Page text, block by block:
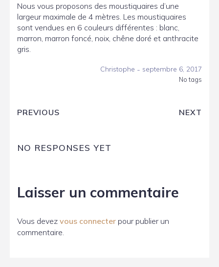
Nous vous proposons des moustiquaires d’une
largeur maximale de 4 mètres. Les moustiquaires
sont vendues en 6 couleurs différentes : blanc,
marron, marron foncé, noix, chêne doré et anthracite
gris.
Christophe - septembre 6, 2017
No tags
PREVIOUS NEXT
NO RESPONSES YET
Laisser un commentaire
Vous devez vous connecter pour publier un
commentaire.